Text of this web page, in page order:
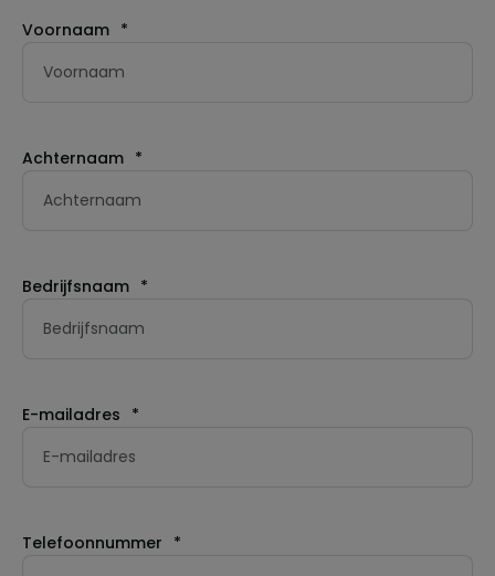
Voornaam *
Achternaam *
Bedrijfsnaam *
E-mailadres *
Telefoonnummer *